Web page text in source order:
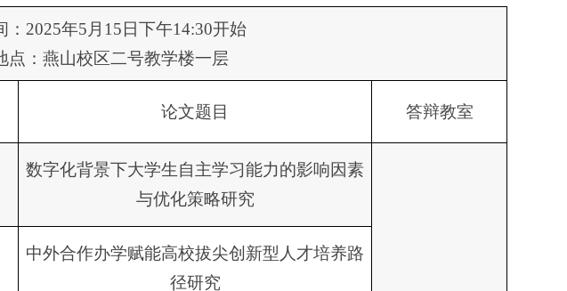
：2025年5月15日下午14:30开始
点：燕山校区二号教学楼一层
论文题目 答辩教室
数字化背景下大学生自主学习能力的影响因素
与优化策略研究
中外合作办学赋能高校拔尖创新型人才培养路
径研究